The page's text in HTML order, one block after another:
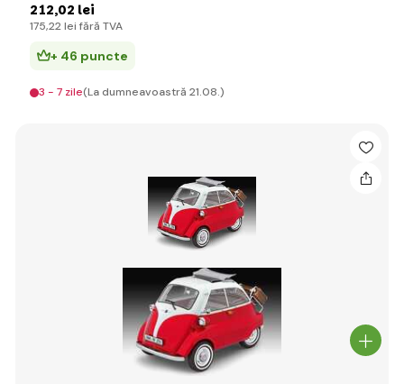
212,02 lei
175,22 lei fără TVA
+ 46 puncte
3 - 7 zile(La dumneavoastră 21.08.)